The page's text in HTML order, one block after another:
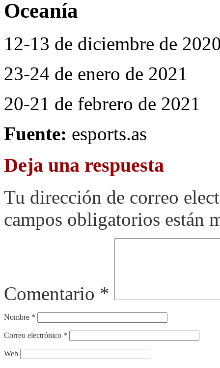
Oceanía
12-13 de diciembre de
23-24 de enero de 2021
20-21 de febrero de 2021
Fuente: esports.as
Deja una respuesta
Tu dirección de correo
campos obligatorios están
Comentario *
Nombre *
Correo electrónico *
Web